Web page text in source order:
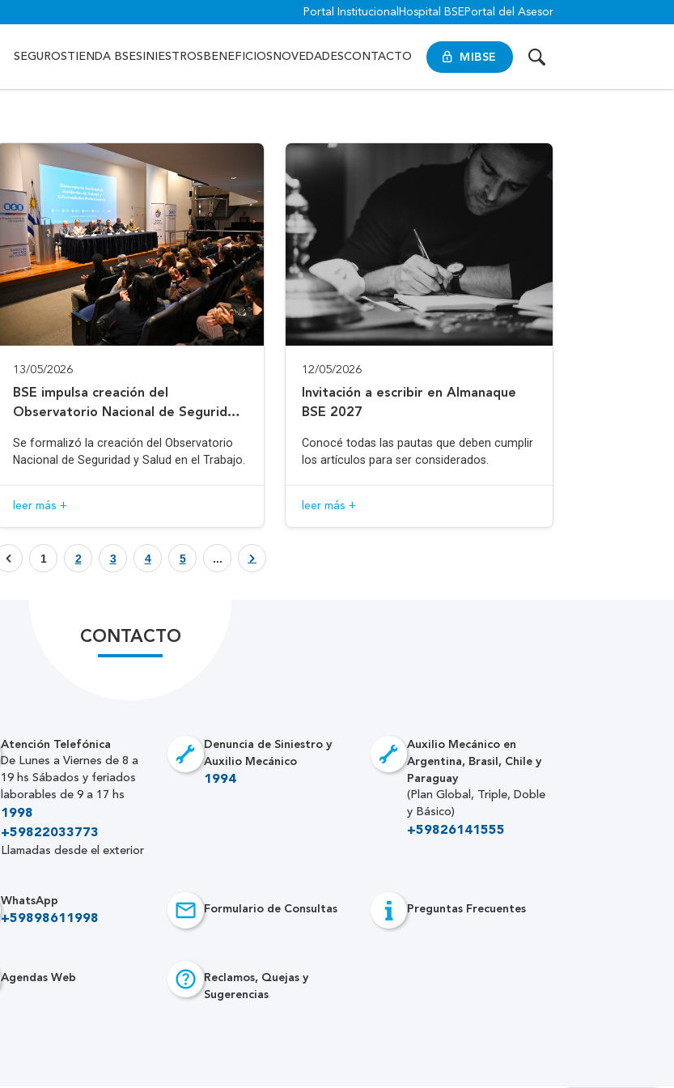
Portal Institucional Hospital BSE Portal del Asesor
MIBSE
SEGUROSTIENDA BSESINIESTROS BENEFICIOS NOVEDADESCONTACTO
13/05/2026
BSE impulsa creación del
Observatorio Nacional de Seguridad
Se formalizó la creación del Observatorio
Nacional de Seguridad y Salud en el Trabajo.
leer más +
12/05/2026
Invitación a escribir en Almanaque
BSE 2027
Conocé todas las pautas que deben cumplir
los artículos para ser considerados.
leer más +
1 2 3 4 5 ...
CONTACTO
Atención Telefónica
De Lunes a Viernes de 8 a
19 hs Sábados y feriados
laborables de 9 a 17 hs
1998
+59822033773
Llamadas desde el exterior
Denuncia de Siniestro y
Auxilio Mecánico
1994
Auxilio Mecánico en
Argentina, Brasil, Chile y
Paraguay
(Plan Global, Triple, Doble
y Básico)
+59826141555
WhatsApp
+59898611998
Formulario de Consultas Preguntas Frecuentes
Agendas Web
Reclamos, Quejas y
Sugerencias